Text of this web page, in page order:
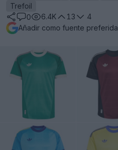
Trefoil
0
6.4K 13
4
Añadir como fuente preferida